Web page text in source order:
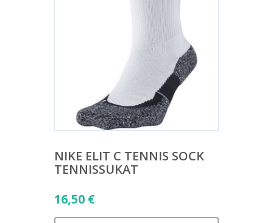
NIKE ELIT C TENNIS SOCK
TENNISSUKAT
16,50 €